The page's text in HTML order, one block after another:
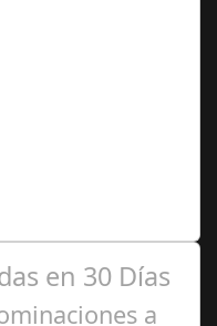
en 30 Días
a